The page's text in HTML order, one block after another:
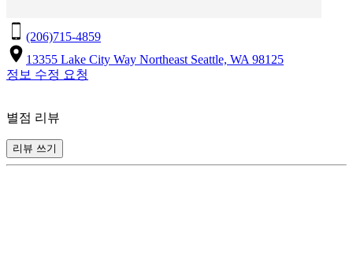
(206)715-4859
13355 Lake City Way Northeast Seattle, WA 98125
정보 수정 요청
별점 리뷰
리뷰 쓰기